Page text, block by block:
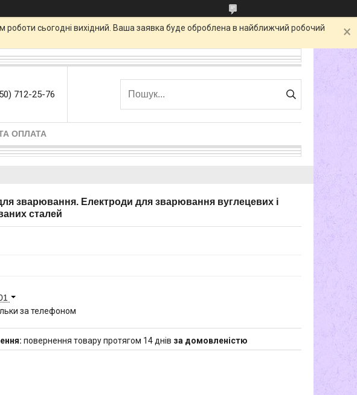
роботи сьогодні вихідний. Ваша заявка буде оброблена в найближчий робочий
712-25-76
ОПЛАТА
зварювання. Електроди для зварювання вуглецевих і
сталей
за телефоном
повернення товару протягом 14 днів за домовленістю